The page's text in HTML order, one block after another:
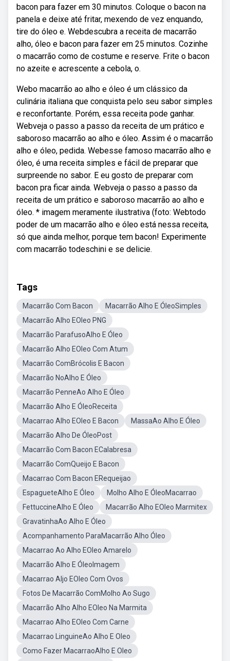
bacon para fazer em 30 minutos. Coloque o bacon na
panela e deixe até fritar, mexendo de vez enquando,
tire do óleo e. Webdescubra a receita de macarrão
alho, óleo e bacon para fazer em 25 minutos. Cozinhe
o macarrão como de costume e reserve. Frite o bacon
no azeite e acrescente a cebola, o.
Webo macarrão ao alho e óleo é um clássico da
culinária italiana que conquista pelo seu sabor simples
e reconfortante. Porém, essa receita pode ganhar.
Webveja o passo a passo da receita de um prático e
saboroso macarrão ao alho e óleo. Assim é o macarrão
alho e óleo, pedida. Webesse famoso macarrão alho e
óleo, é uma receita simples e fácil de preparar que
surpreende no sabor. E eu gosto de preparar com
bacon pra ficar ainda. Webveja o passo a passo da
receita de um prático e saboroso macarrão ao alho e
óleo. * imagem meramente ilustrativa (foto: Webtodo
poder de um macarrão alho e óleo está nessa receita,
só que ainda melhor, porque tem bacon! Experimente
com macarrão todeschini e se delicie.
Tags
Macarrão Com Bacon
Macarrão Alho E ÓleoSimples
Macarrão Alho EOleo PNG
Macarrão ParafusoAlho E Óleo
Macarrão Alho EOleo Com Atum
Macarrão ComBrócolis E Bacon
Macarrão NoAlho E Óleo
Macarrão PenneAo Alho E Óleo
Macarrão Alho E ÓleoReceita
Macarrao Alho EOleo E Bacon
MassaAo Alho E Óleo
Macarrão Alho De ÓleoPost
Macarrão Com Bacon ECalabresa
Macarrão ComQueijo E Bacon
Macarrao Com Bacon ERequeijao
EspagueteAlho E Óleo
Molho Alho E ÓleoMacarrao
FettuccineAlho E Óleo
Macarrão Alho EOleo Marmitex
GravatinhaAo Alho E Óleo
Acompanhamento ParaMacarrão Alho Óleo
Macarrao Ao Alho EOleo Amarelo
Macarrão Alho E ÓleoImagem
Macarrao Aljo EOleo Com Ovos
Fotos De Macarrão ComMolho Ao Sugo
Macarrão Alho Alho EOleo Na Marmita
Macarrao Alho EOleo Com Carne
Macarrao LinguineAo Alho E Oleo
Como Fazer MacarraoAlho E Oleo